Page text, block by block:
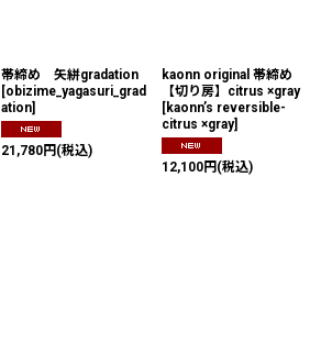
帯締め 矢絣gradation
[obizime_yagasuri_grad
ation]
21,780円 (税込)
kaonn original 帯締め
【切り房】citrus ×gray
[kaonn’s reversible-
citrus ×gray]
12,100円 (税込)